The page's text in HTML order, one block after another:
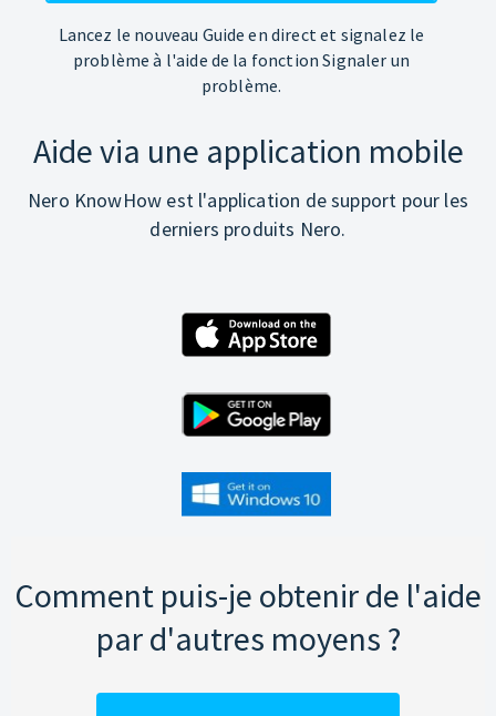
Lancez le nouveau Guide en direct et signalez le
problème à l'aide de la fonction Signaler un
problème.
Aide via une application mobile
Nero KnowHow est l'application de support pour les
derniers produits Nero.
Comment puis-je obtenir de l'aide
par d'autres moyens ?